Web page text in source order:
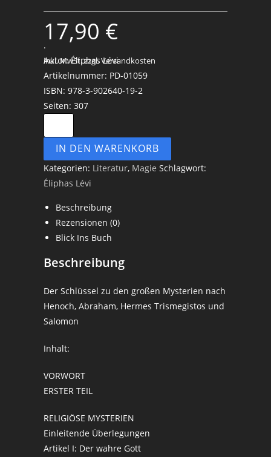
17,90 €
inkl. MwSt.zzgl. Versandkosten
.
Autor: Éliphas Lévi
Artikelnummer: PD-01059
ISBN: 978-3-902640-19-2
Seiten: 307
IN DEN WARENKORB
Kategorien: Literatur, Magie Schlagwort:
Éliphas Lévi
Beschreibung
Rezensionen (0)
Blick Ins Buch
Beschreibung
Der Schlüssel zu den großen Mysterien nach
Henoch, Abraham, Hermes Trismegistos und
Salomon
Inhalt:
VORWORT
ERSTER TEIL
RELIGIÖSE MYSTERIEN
Einleitende Überlegungen
Artikel I: Der wahre Gott